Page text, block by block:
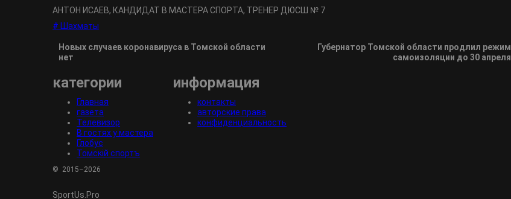
АНТОН ИСАЕВ, КАНДИДАТ В МАСТЕРА СПОРТА, ТРЕНЕР ДЮСШ № 7
# Шахматы
Новых случаев коронавируса в Томской области
нет
Губернатор Томской области продлил режим
самоизоляции до 30 апреля
категории
Главная
газета
Телевизор
В гостях у мастера
Глобус
Томскiй спортъ
информация
контакты
авторские права
конфиденциальность
© 2015–2026
SportUs. Pro